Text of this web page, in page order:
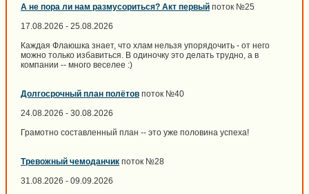
А не пора ли нам размусориться? Акт первый поток №25
17.08.2026 - 25.08.2026
Каждая Флаюшка знает, что хлам нельзя упорядочить - от него
можно только избавиться. В одиночку это делать трудно, а в
компании -- много веселее :)
Долгосрочный план полётов поток №40
24.08.2026 - 30.08.2026
Грамотно составленный план -- это уже половина успеха!
Тревожный чемоданчик поток №28
31.08.2026 - 09.09.2026